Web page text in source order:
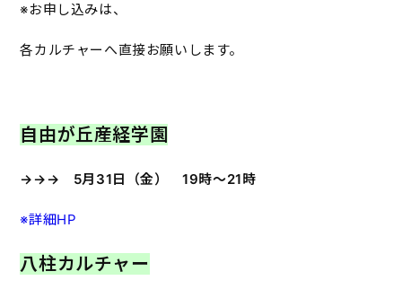
※お申し込みは、
各カルチャーへ直接お願いします。
自由が丘産経学園
→→→ 5月31日（金） 19時～21時
※詳細HP
八柱カルチャー